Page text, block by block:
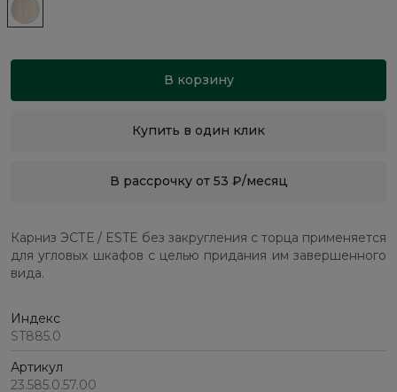
В корзину
Купить в один клик
В рассрочку от 53 ₽/месяц
Карниз ЭСТЕ / ESTE без закругления с торца применяется
для угловых шкафов с целью придания им завершенного
вида.
Индекс
ST885.0
Артикул
23.585.0.57.00